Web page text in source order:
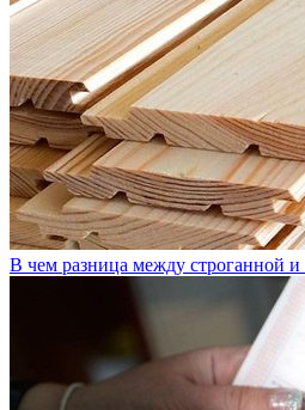
В чем разница между строганной и